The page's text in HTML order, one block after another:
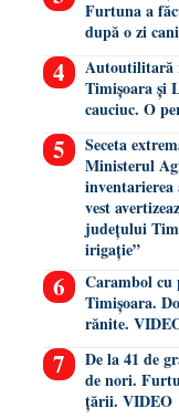
Furtuna a
după o zi
Autoutilitară
Timișoara și
cauciuc. O
Seceta
Ministerul
vest
județului
irigație”
Carambol
Timișoara.
rănite.
De la 41 de
de nori.
țării. VIDEO